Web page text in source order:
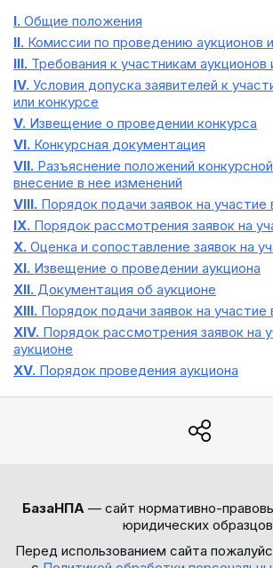
I. Общие положения
II. Комиссии по проведению аукционов
III. Требования к участникам аукционов
IV. Условия допуска заявителей к
или конкурсе
V. Извещение о проведении конкурса
VI. Конкурсная документация
VII. Разъяснение положений
внесение в нее изменений
VIII. Порядок подачи заявок на участие
IX. Порядок рассмотрения заявок на
X. Оценка и сопоставление заявок на
XI. Извещение о проведении аукциона
XII. Документация об аукционе
XIII. Порядок подачи заявок на участие
XIV. Порядок рассмотрения заявок на
аукционе
XV. Порядок проведения аукциона
БазаНПА — сайт нормативно-
юридических
Перед использованием сайта